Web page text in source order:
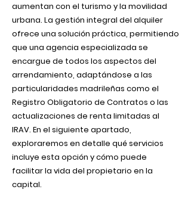
aumentan con el turismo y la movilidad
urbana. La gestión integral del alquiler
ofrece una solución práctica, permitiendo
que una agencia especializada se
encargue de todos los aspectos del
arrendamiento, adaptándose a las
particularidades madrileñas como el
Registro Obligatorio de Contratos o las
actualizaciones de renta limitadas al
IRAV. En el siguiente apartado,
exploraremos en detalle qué servicios
incluye esta opción y cómo puede
facilitar la vida del propietario en la
capital.